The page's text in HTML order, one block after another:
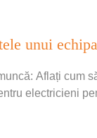
Aflați cum
electricieni